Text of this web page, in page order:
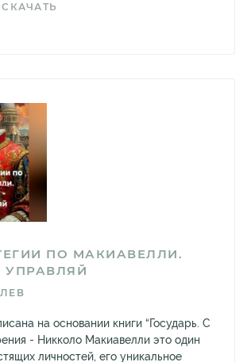
ПО МАКИАВЕЛЛИ.
УПРАВЛЯЙ
на основании книги “Государь. С
- Никколо Макиавелли это один
личностей, его уникальное